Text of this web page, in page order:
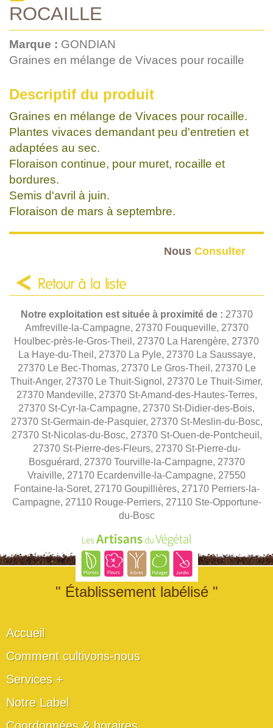
ROCAILLE
Marque : GONDIAN
Graines en mélange de Vivaces pour rocaille
Descriptif du produit
Graines en mélange de Vivaces pour rocaille.
Plantes vivaces demandant peu d'entretien et
adaptées au sec.
Floraison continue, pour muret, rocaille et
bordures.
Semis d'avril à juin.
Floraison de mars à septembre.
Nous Consulter
Retour à la liste
Notre exploitation est située à proximité de : 27370
Amfreville-la-Campagne, 27370 Fouqueville, 27370
Houlbec-près-le-Gros-Theil, 27370 La Harengère, 27370
La Haye-du-Theil, 27370 La Pyle, 27370 La Saussaye,
27370 Le Bec-Thomas, 27370 Le Gros-Theil, 27370 Le
Thuit-Anger, 27370 Le Thuit-Signol, 27370 Le Thuit-Simer,
27370 Mandeville, 27370 St-Amand-des-Hautes-Terres,
27370 St-Cyr-la-Campagne, 27370 St-Didier-des-Bois,
27370 St-Germain-de-Pasquier, 27370 St-Meslin-du-Bosc,
27370 St-Nicolas-du-Bosc, 27370 St-Ouen-de-Pontcheuil,
27370 St-Pierre-des-Fleurs, 27370 St-Pierre-du-
Bosguérard, 27370 Tourville-la-Campagne, 27370
Vraiville, 27170 Ecardenville-la-Campagne, 27550
Fontaine-la-Soret, 27170 Goupillières, 27170 Perriers-la-
Campagne, 27110 Rouge-Perriers, 27110 Ste-Opportune-
du-Bosc
" Établissement labélisé "
Accueil
Comment cultivons-nous
Services +
Notre Label